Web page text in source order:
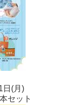
日(月)
セット